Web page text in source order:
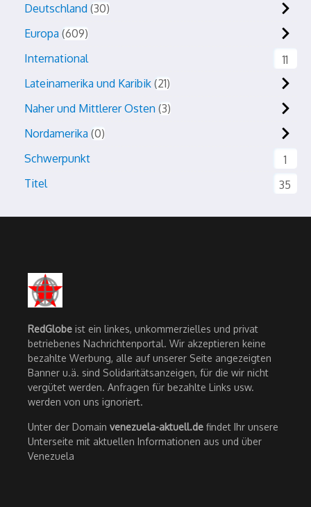
Deutschland 30
Europa 609
International
11
Lateinamerika und Karibik 21
Naher und Mittlerer Osten 3
Nordamerika 0
Schwerpunkt
1
Titel
35
RedGlobe ist ein linkes, unkommerzielles und privat
betriebenes Nachrichtenportal. Wir akzeptieren keine
bezahlte Werbung, alle auf unserer Seite angezeigten
Banner u.ä. sind Solidaritätsanzeigen, für die wir nicht
vergütet werden. Anfragen für bezahlte Links usw.
werden von uns ignoriert.
Unter der Domain venezuela-aktuell.de findet Ihr unsere
Unterseite mit aktuellen Informationen aus und über
Venezuela